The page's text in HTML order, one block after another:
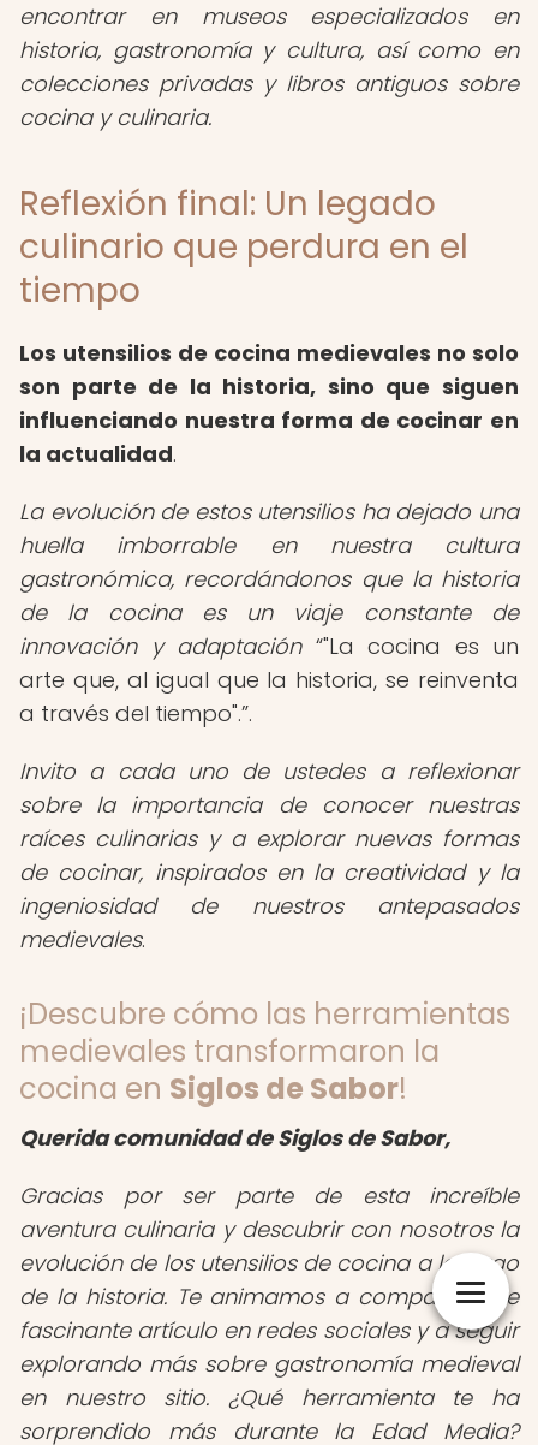
encontrar en museos especializados en
historia, gastronomía y cultura, así como en
colecciones privadas y libros antiguos sobre
cocina y culinaria.
Reflexión final: Un legado
culinario que perdura en el
tiempo
Los utensilios de cocina medievales no solo
son parte de la historia, sino que siguen
influenciando nuestra forma de cocinar en
la actualidad.
La evolución de estos utensilios ha dejado una
huella imborrable en nuestra cultura
gastronómica, recordándonos que la historia
de la cocina es un viaje constante de
innovación y adaptación
"La cocina es un
arte que, al igual que la historia, se reinventa
a través del tiempo". .
Invito a cada uno de ustedes a reflexionar
sobre la importancia de conocer nuestras
raíces culinarias y a explorar nuevas formas
de cocinar, inspirados en la creatividad y la
ingeniosidad de nuestros antepasados
medievales.
¡Descubre cómo las herramientas
medievales transformaron la
cocina en Siglos de Sabor!
Querida comunidad de Siglos de Sabor,
Gracias por ser parte de esta increíble
aventura culinaria y descubrir con nosotros la
evolución de los utensilios de cocina a lo largo
de la historia. Te animamos a compartir este
fascinante artículo en redes sociales y a seguir
explorando más sobre gastronomía medieval
en nuestro sitio. ¿Qué herramienta te ha
sorprendido más durante la Edad Media?